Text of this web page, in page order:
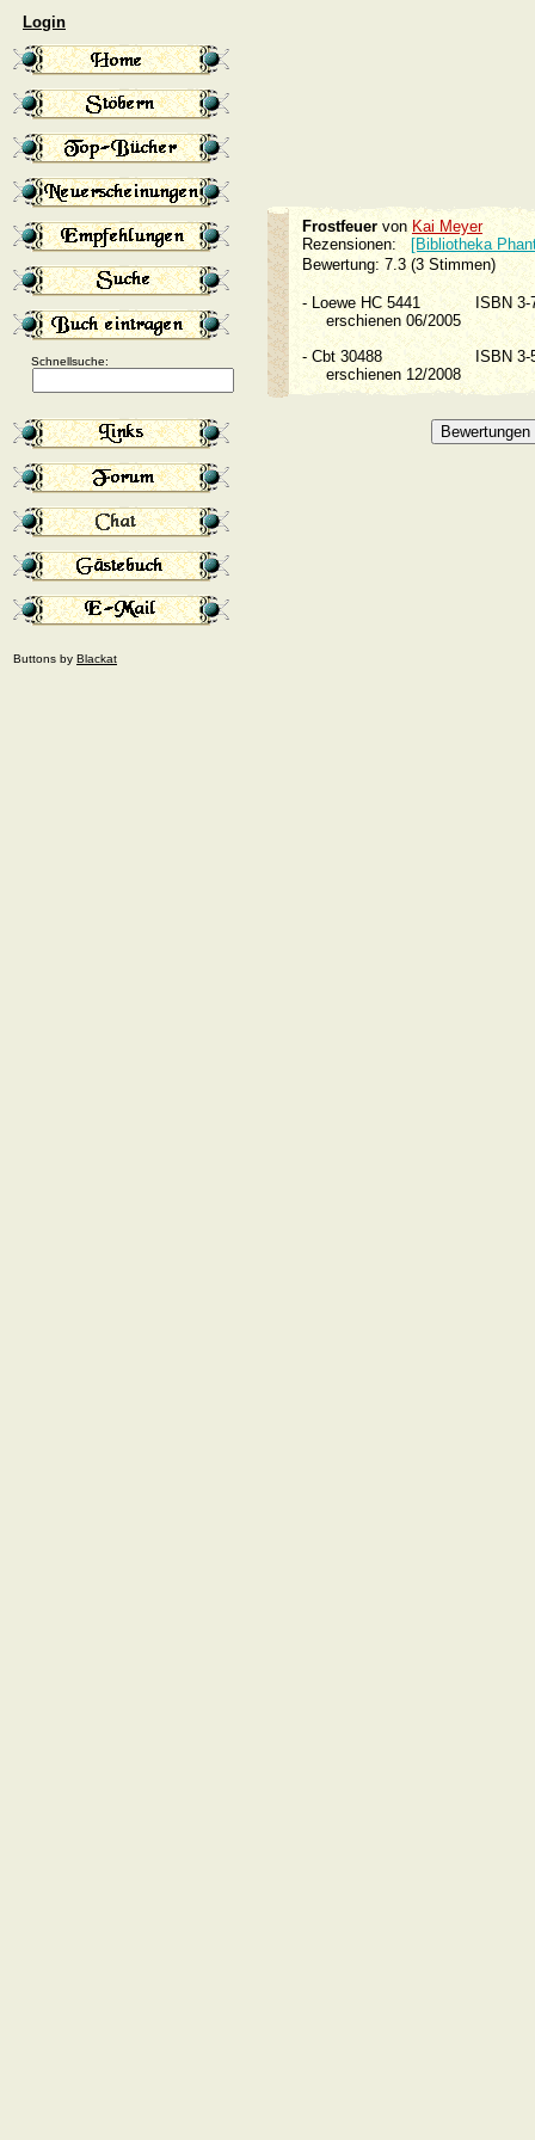
Login
Schnellsuche:
Buttons by Blackat
Frostfeuer vonKai Meyer
Rezensionen:[Bibliotheka
Bewertung: 7.3 (3 Stimmen)
- Loewe HC 5441
ISBN
erschienen 06/2005
- Cbt 30488
ISBN
erschienen 12/2008